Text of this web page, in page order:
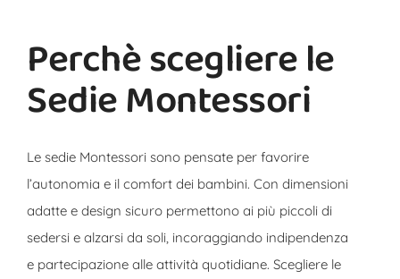
Perchè scegliere le
Sedie Montessori
Le sedie Montessori sono pensate per favorire
l’autonomia e il comfort dei bambini. Con dimensioni
adatte e design sicuro permettono ai più piccoli di
sedersi e alzarsi da soli, incoraggiando indipendenza
e partecipazione alle attività quotidiane. Scegliere le